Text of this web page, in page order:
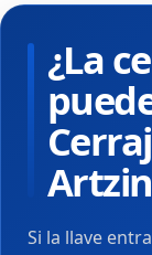
¿La
Si la llave